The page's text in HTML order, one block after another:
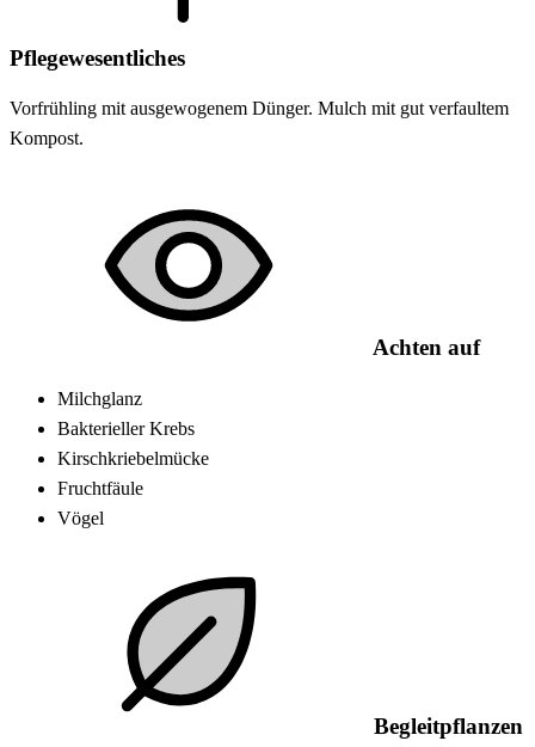
Pflegewesentliches
Vorfrühling mit ausgewogenem Dünger. Mulch mit gut verfaultem
Kompost.
Achten auf
Milchglanz
Bakterieller Krebs
Kirschkriebelmücke
Fruchtfäule
Vögel
Begleitpflanzen